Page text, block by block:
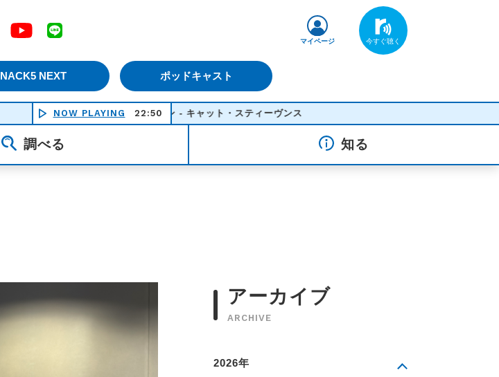
Facebook YouTube
NACK5 NEXT ポッドキャスト
マイページ
NOW PLAYING 22:50
ピース・トレイン - キャット・スティーヴンス
調べる 知る
アーカイブ
ARCHIVE
2026年